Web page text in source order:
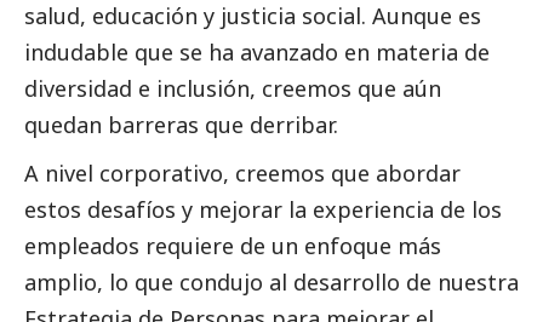
salud, educación y justicia social. Aunque es
indudable que se ha avanzado en materia de
diversidad e inclusión, creemos que aún
quedan barreras que derribar.
A nivel corporativo, creemos que abordar
estos desafíos y mejorar la experiencia de los
empleados requiere de un enfoque más
amplio, lo que condujo al desarrollo de nuestra